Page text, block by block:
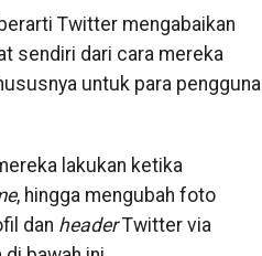
Twitter mengabaikan
sendiri dari cara mereka
untuk para pengguna
lakukan ketika
, hingga mengubah foto
dan headerTwitter via